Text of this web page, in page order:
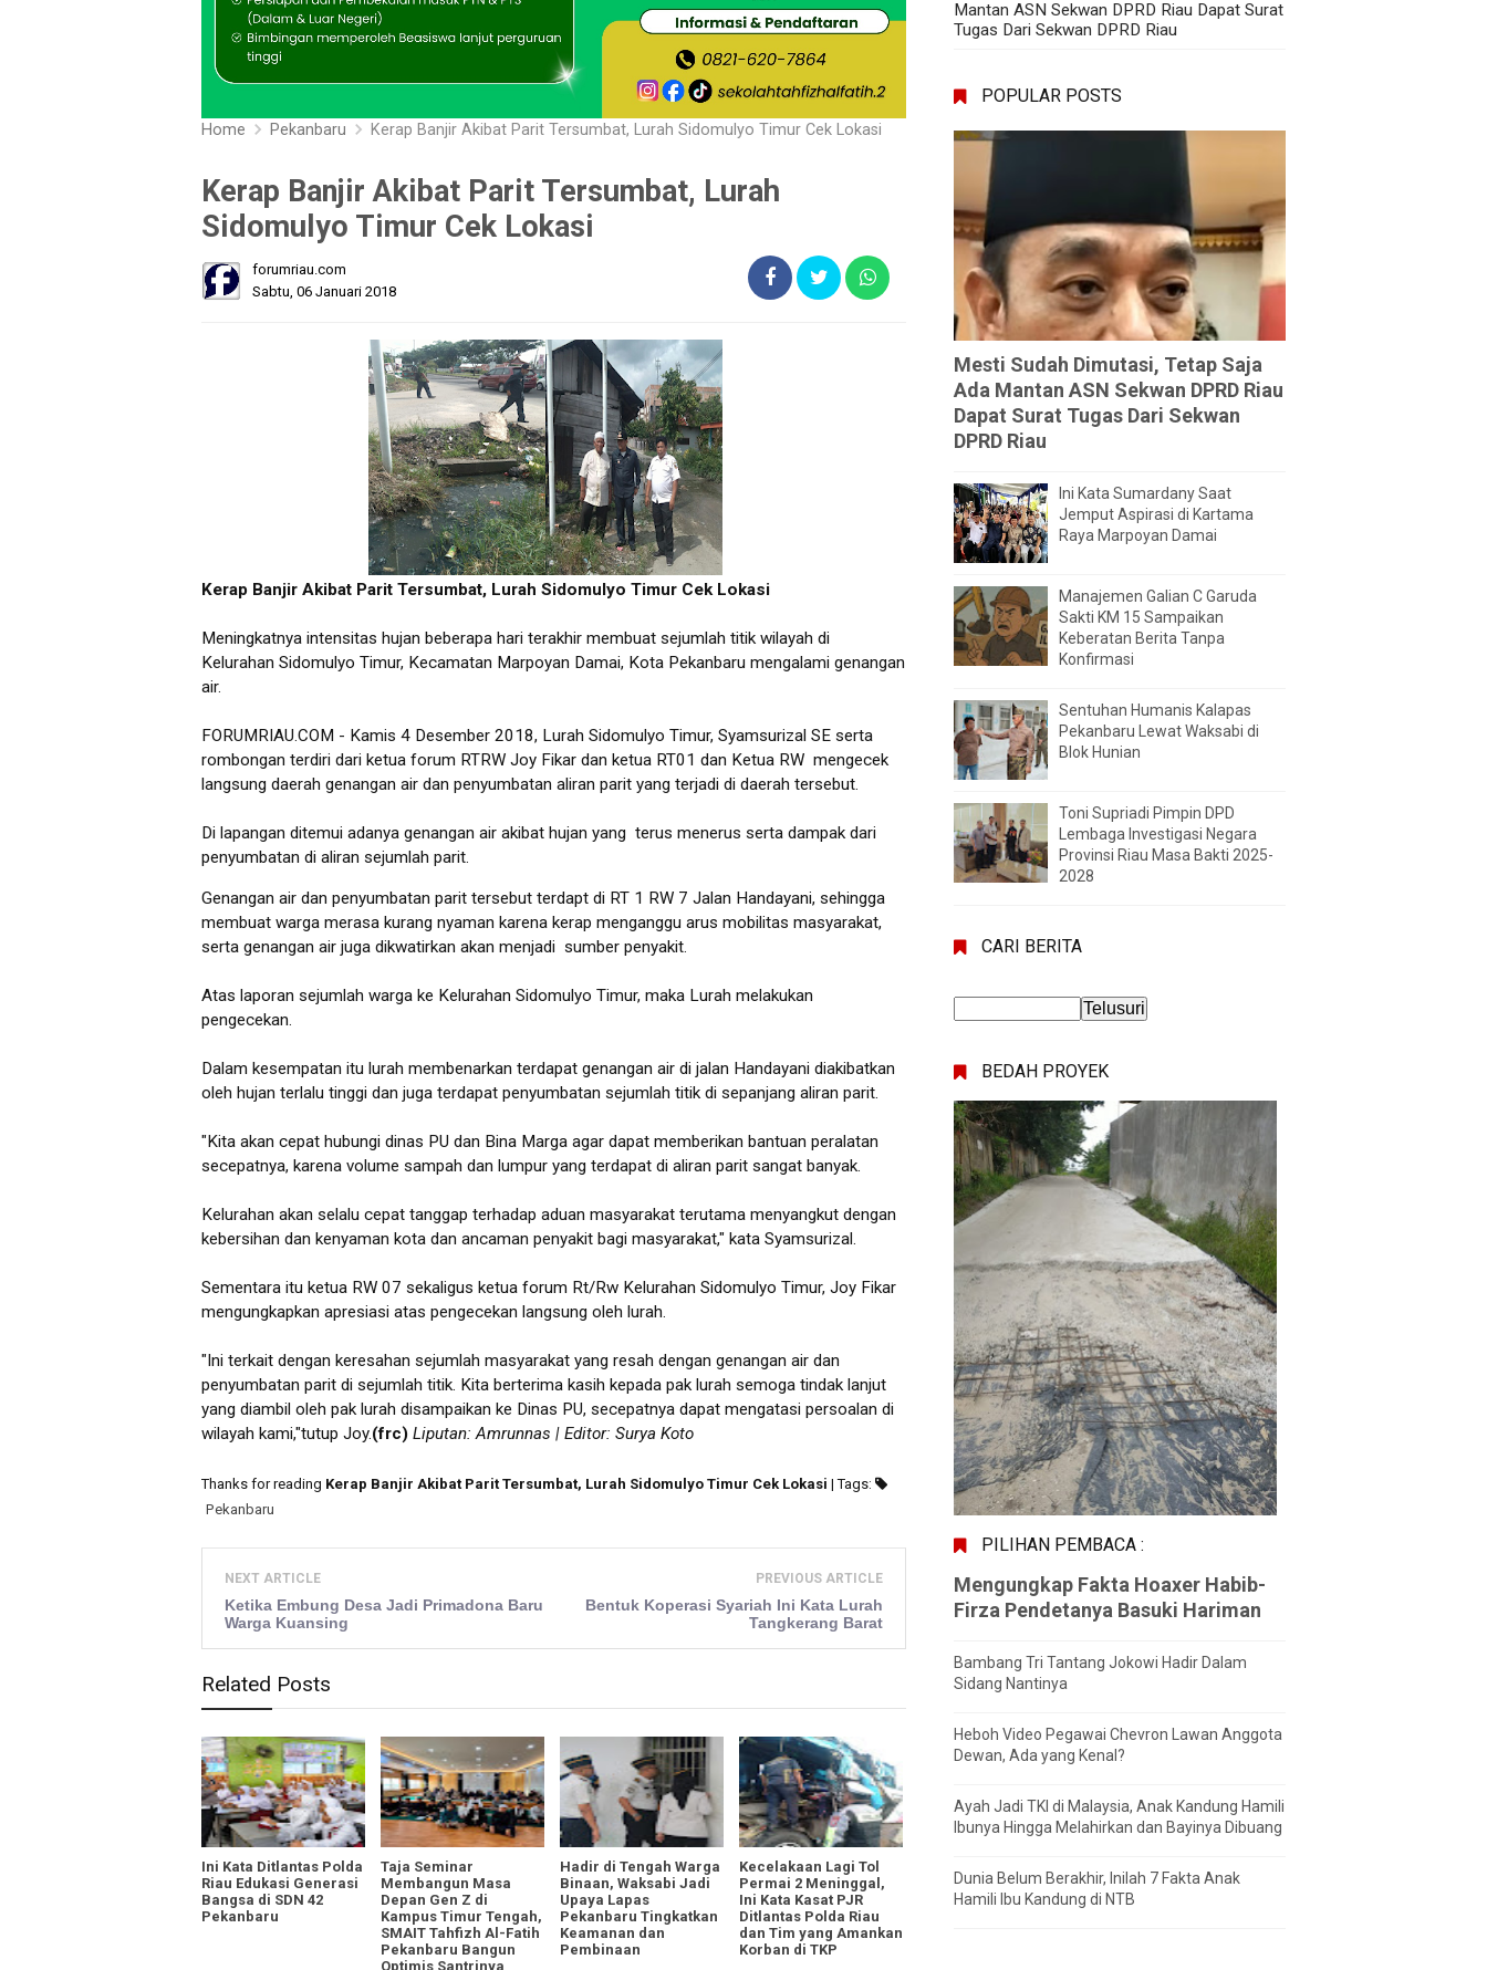
Home Pekanbaru Kerap Banjir Akibat Parit Tersumbat, Lurah Sidomulyo Timur Cek Lokasi
Kerap Banjir Akibat Parit Tersumbat, Lurah
Sidomulyo Timur Cek Lokasi
forumriau.com
Sabtu, 06 Januari 2018
Kerap Banjir Akibat Parit Tersumbat, Lurah Sidomulyo Timur Cek Lokasi
Meningkatnya intensitas hujan beberapa hari terakhir membuat sejumlah titik wilayah di
Kelurahan Sidomulyo Timur, Kecamatan Marpoyan Damai, Kota Pekanbaru mengalami genangan
air.
FORUMRIAU.COM - Kamis 4 Desember 2018, Lurah Sidomulyo Timur, Syamsurizal SE serta
rombongan terdiri dari ketua forum RTRW Joy Fikar dan ketua RT01 dan Ketua RW mengecek
langsung daerah genangan air dan penyumbatan aliran parit yang terjadi di daerah tersebut.
Di lapangan ditemui adanya genangan air akibat hujan yang terus menerus serta dampak dari
penyumbatan di aliran sejumlah parit.
Genangan air dan penyumbatan parit tersebut terdapt di RT 1 RW 7 Jalan Handayani, sehingga
membuat warga merasa kurang nyaman karena kerap menganggu arus mobilitas masyarakat,
serta genangan air juga dikwatirkan akan menjadi sumber penyakit.
Atas laporan sejumlah warga ke Kelurahan Sidomulyo Timur, maka Lurah melakukan
pengecekan.
Dalam kesempatan itu lurah membenarkan terdapat genangan air di jalan Handayani diakibatkan
oleh hujan terlalu tinggi dan juga terdapat penyumbatan sejumlah titik di sepanjang aliran parit.
"Kita akan cepat hubungi dinas PU dan Bina Marga agar dapat memberikan bantuan peralatan
secepatnya, karena volume sampah dan lumpur yang terdapat di aliran parit sangat banyak.
Kelurahan akan selalu cepat tanggap terhadap aduan masyarakat terutama menyangkut dengan
kebersihan dan kenyaman kota dan ancaman penyakit bagi masyarakat," kata Syamsurizal.
Sementara itu ketua RW 07 sekaligus ketua forum Rt/Rw Kelurahan Sidomulyo Timur, Joy Fikar
mengungkapkan apresiasi atas pengecekan langsung oleh lurah.
"Ini terkait dengan keresahan sejumlah masyarakat yang resah dengan genangan air dan
penyumbatan parit di sejumlah titik. Kita berterima kasih kepada pak lurah semoga tindak lanjut
yang diambil oleh pak lurah disampaikan ke Dinas PU, secepatnya dapat mengatasi persoalan di
wilayah kami,"tutup Joy.(frc) Liputan: Amrunnas | Editor: Surya Koto
Thanks for reading Kerap Banjir Akibat Parit Tersumbat, Lurah Sidomulyo Timur Cek Lokasi | Tags:
Pekanbaru
NEXT ARTICLE
Ketika Embung Desa Jadi Primadona Baru
Warga Kuansing
PREVIOUS ARTICLE
Bentuk Koperasi Syariah Ini Kata Lurah
Tangkerang Barat
Related Posts
Ini Kata Ditlantas Polda
Riau Edukasi Generasi
Bangsa di SDN 42
Pekanbaru
Taja Seminar
Membangun Masa
Depan Gen Z di
Kampus Timur Tengah,
SMAIT Tahfizh Al-Fatih
Pekanbaru Bangun
Optimis Santrinya
Hadir di Tengah Warga
Binaan, Waksabi Jadi
Upaya Lapas
Pekanbaru Tingkatkan
Keamanan dan
Pembinaan
Kecelakaan Lagi Tol
Permai 2 Meninggal,
Ini Kata Kasat PJR
Ditlantas Polda Riau
dan Tim yang Amankan
Korban di TKP
Mantan ASN Sekwan DPRD Riau Dapat Surat
Tugas Dari Sekwan DPRD Riau
POPULAR POSTS
Mesti Sudah Dimutasi, Tetap Saja
Ada Mantan ASN Sekwan DPRD Riau
Dapat Surat Tugas Dari Sekwan
DPRD Riau
Ini Kata Sumardany Saat
Jemput Aspirasi di Kartama
Raya Marpoyan Damai
Manajemen Galian C Garuda
Sakti KM 15 Sampaikan
Keberatan Berita Tanpa
Konfirmasi
Sentuhan Humanis Kalapas
Pekanbaru Lewat Waksabi di
Blok Hunian
Toni Supriadi Pimpin DPD
Lembaga Investigasi Negara
Provinsi Riau Masa Bakti 2025-
2028
CARI BERITA
BEDAH PROYEK
PILIHAN PEMBACA :
Mengungkap Fakta Hoaxer Habib-
Firza Pendetanya Basuki Hariman
Bambang Tri Tantang Jokowi Hadir Dalam
Sidang Nantinya
Heboh Video Pegawai Chevron Lawan Anggota
Dewan, Ada yang Kenal?
Ayah Jadi TKI di Malaysia, Anak Kandung Hamili
Ibunya Hingga Melahirkan dan Bayinya Dibuang
Dunia Belum Berakhir, Inilah 7 Fakta Anak
Hamili Ibu Kandung di NTB